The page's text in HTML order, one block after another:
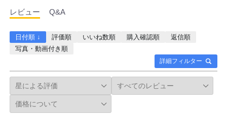
レビュー Q&A
詳細フィルター
日付順 ↓ 評価順 いいね数順 購入確認順
返信順
写真・動画付き順